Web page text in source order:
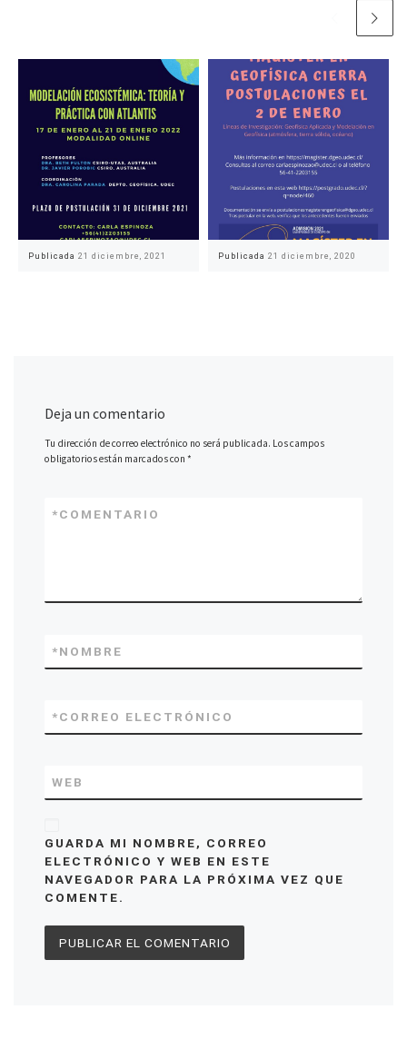
Publicada 21 diciembre, 2021 Publicada 21 diciembre, 2020
Deja un comentario
Tu dirección de correo electrónico no será publicada. Los campos
obligatorios están marcados con*
COMENTARIO
*
NOMBRE
*
CORREO ELECTRÓNICO
*
WEB
GUARDA MI NOMBRE, CORREO
ELECTRÓNICO Y WEB EN ESTE
NAVEGADOR PARA LA PRÓXIMA VEZ QUE
COMENTE.